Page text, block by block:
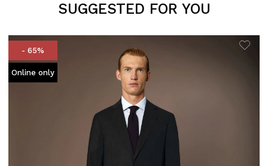
SUGGESTED FOR YOU
- 65%
Online only